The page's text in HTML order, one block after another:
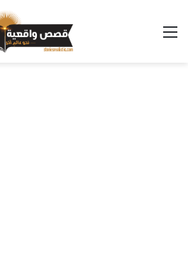
القائمة